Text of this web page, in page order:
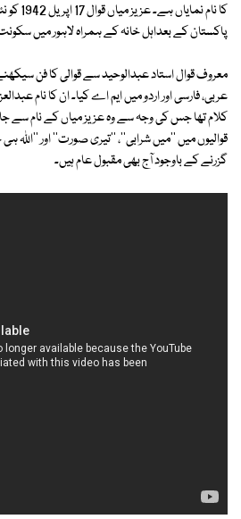
کا نام
پاکستان کے بعداہل خانہ کے ہمراہ لاہور میں
معروف قوال استاد عبدالوحید سے قوالی کا فن
عربی، فارسی اور اردو میں ایم اے کیا۔ ان کا نام
کلام تھا جس کی وجہ سے وہ عزیز میاں کے نام سے
قوالیوں میں ''میں شرابی''، ''تیری صورت'' اور ''اللہ
گزرنے کے باوجود آج بھی مقبول عام ہیں۔